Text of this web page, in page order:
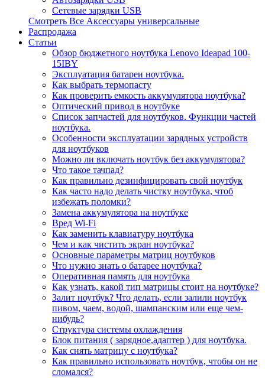
Сетевые зарядки USB
Смотреть Все Аксессуары универсальные
Распродажа
Статьи
Обзор бюджетного ноутбука Lenovo Ideapad 100-
15IBY
Эксплуатация батареи ноутбука.
Как выбрать термопасту
Как проверить емкость аккумулятора ноутбука?
Оптический привод в ноутбуке
Список запчастей для ноутбуков. Функции частей
ноутбука.
Особенности эксплуатации зарядных устройств
для ноутбуков
Можно ли включать ноутбук без аккумулятора?
Что такое тачпад?
Как правильно дезинфицировать свой ноутбук
Как часто надо делать чистку ноутбука, чтоб
избежать поломки?
Замена аккумулятора на ноутбуке
Вред Wi-Fi
Как заменить клавиатуру ноутбука
Чем и как чистить экран ноутбука?
Основные параметры матриц ноутбуков
Что нужно знать о батарее ноутбука?
Оперативная память для ноутбука
Как узнать, какой тип матрицы стоит на ноутбуке?
Залит ноутбук? Что делать, если залили ноутбук
пивом, чаем, водой, шампанским или еще чем-
нибудь?
Структура системы охлаждения
Блок питания ( зарядное,адаптер ) для ноутбука.
Как снять матрицу с ноутбука?
Как правильно использовать ноутбук, чтобы он не
сломался?